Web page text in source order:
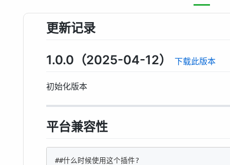
更新记录
1.0.0（2025-04-12） 下载此版本
初始化版本
平台兼容性
##什么时候使用这个插件?